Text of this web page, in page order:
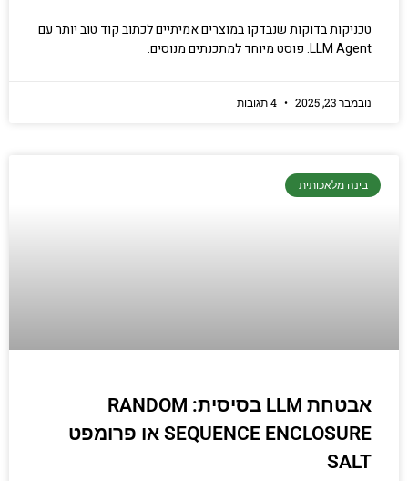
טכניקות בדוקות שנבדקו במוצרים אמיתיים לכתוב קוד טוב יותר עם
LLM Agent. פוסט מיוחד למתכנתים מנוסים.
נובמבר 23, 2025
בינה מלאכותית
אבטחת LLM בסיסית: RANDOM
SEQUENCE ENCLOSURE או פרומפט
SALT